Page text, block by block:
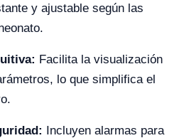
y ajustable según las
Facilita la visualización
lo que simplifica el
Incluyen alarmas para